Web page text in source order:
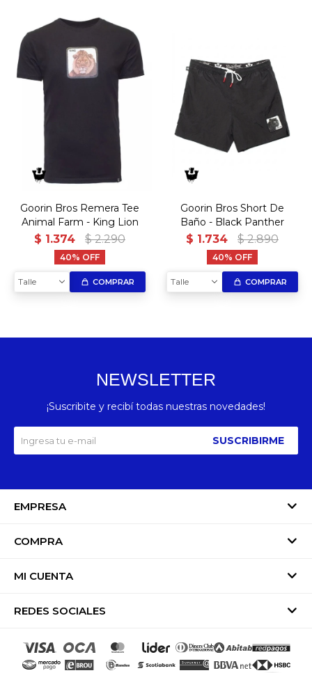
Goorin Bros Remera Tee
Animal Farm - King Lion
$ 1.374 $ 2.290
40
Talle COMPRAR
Goorin Bros Short De
Baño - Black Panther
$ 1.734 $ 2.890
40
Talle COMPRAR
EMPRESA
COMPRA
MI CUENTA
REDES SOCIALES
NEWSLETTER
¡Suscribite y recibí todas nuestras novedades!
SUSCRIBIRME